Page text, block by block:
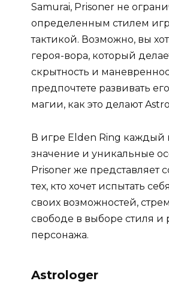
Samurai, Prisoner не
определенным стилем
тактикой. Возможно, вы
героя-вора, который
скрытность и
предпочтете развивать
магии, как это делают
В игре Elden Ring каждый
значение и уникальные
Prisoner же представляет
тех, кто хочет испытать
своих возможностей,
свободе в выборе стиля и
персонажа.
Astrologer